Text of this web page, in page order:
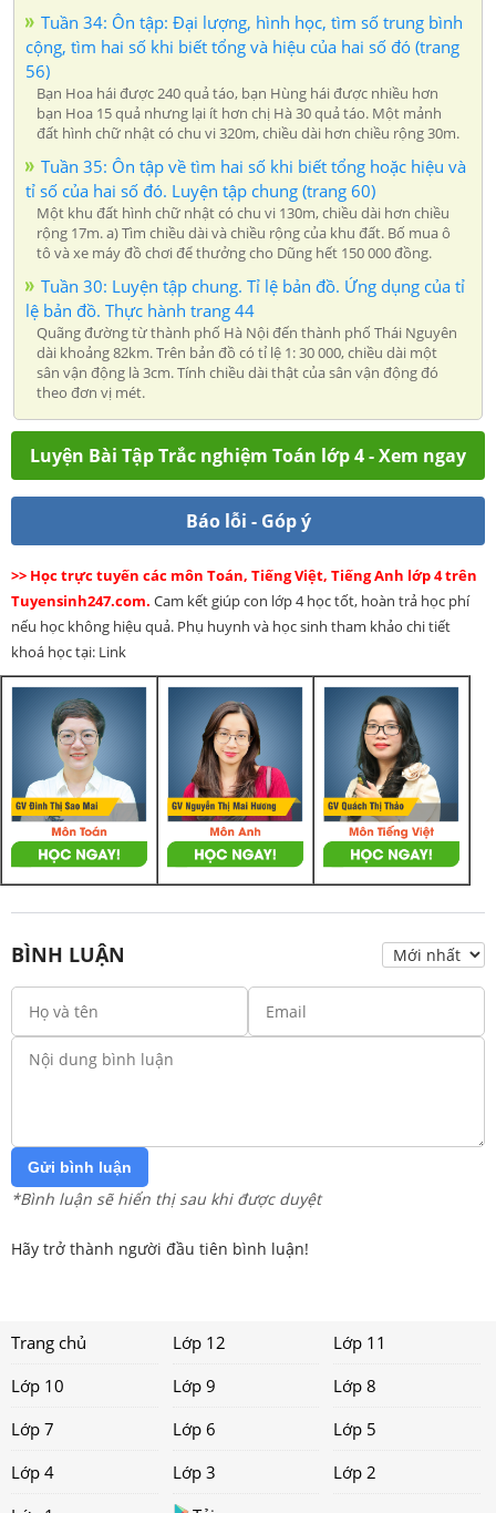
Tuần 34: Ôn tập: Đại lượng, hình học, tìm số trung bình
cộng, tìm hai số khi biết tổng và hiệu của hai số đó (trang
56)
Bạn Hoa hái được 240 quả táo, bạn Hùng hái được nhiều hơn
bạn Hoa 15 quả nhưng lại ít hơn chị Hà 30 quả táo. Một mảnh
đất hình chữ nhật có chu vi 320m, chiều dài hơn chiều rộng 30m.
Tuần 35: Ôn tập về tìm hai số khi biết tổng hoặc hiệu và
tỉ số của hai số đó. Luyện tập chung (trang 60)
Một khu đất hình chữ nhật có chu vi 130m, chiều dài hơn chiều
rộng 17m. a) Tìm chiều dài và chiều rộng của khu đất. Bố mua ô
tô và xe máy đồ chơi để thưởng cho Dũng hết 150 000 đồng.
Tuần 30: Luyện tập chung. Tỉ lệ bản đồ. Ứng dụng của tỉ
lệ bản đồ. Thực hành trang 44
Quãng đường từ thành phố Hà Nội đến thành phố Thái Nguyên
dài khoảng 82km. Trên bản đồ có tỉ lệ 1: 30 000, chiều dài một
sân vận động là 3cm. Tính chiều dài thật của sân vận động đó
theo đơn vị mét.
Luyện Bài Tập Trắc nghiệm Toán lớp 4 - Xem ngay
Báo lỗi - Góp ý
>> Học trực tuyến các môn Toán, Tiếng Việt, Tiếng Anh lớp 4 trên
Tuyensinh247.com. Cam kết giúp con lớp 4 học tốt, hoàn trả học phí
nếu học không hiệu quả. Phụ huynh và học sinh tham khảo chi tiết
khoá học tại: Link
BÌNH LUẬN
Gửi bình luận
*Bình luận sẽ hiển thị sau khi được duyệt
Hãy trở thành người đầu tiên bình luận!
Trang chủ Lớp 12
Lớp 11
Lớp 10
Lớp 9
Lớp 8
Lớp 7
Lớp 6
Lớp 5
Lớp 4
Lớp 3
Lớp 2